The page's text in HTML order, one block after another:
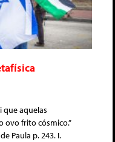
que aquelas
frito cósmico.”
Paula p. 243. I.